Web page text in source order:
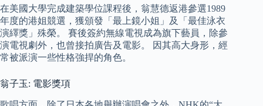
在美國大學完成建築學位課程後，翁慧德返港參選1989
年度的港姐競選，獲頒發「最上鏡小姐」及「最佳泳衣
演繹獎」殊榮。 賽後簽約無線電視成為旗下藝員，除參
演電視劇外，也曾接拍廣告及電影。 因其高大身形，經
常被派演一些性格強捍的角色。
翁子玉: 電影獎項